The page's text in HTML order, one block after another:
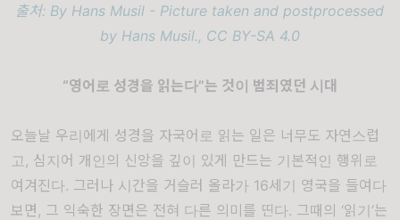
출처: By Hans Musil - Picture taken and postprocessed
by Hans Musil., CC BY-SA 4.0
“영어로 성경을 읽는다”는 것이 범죄였던 시대
오늘날 우리에게 성경을 자국어로 읽는 일은 너무도 자연스럽
고, 심지어 개인의 신앙을 깊이 있게 만드는 기본적인 행위로
여겨진다. 그러나 시간을 거슬러 올라가 16세기 영국을 들여다
보면, 그 익숙한 장면은 전혀 다른 의미를 띤다. 그때의 ‘읽기’는